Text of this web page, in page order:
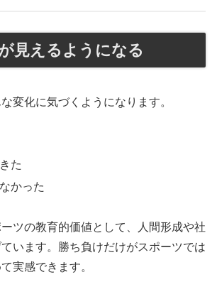
見えるようになる
変化に気づくようになります。
た
かった
ツの教育的価値として、人間形成や社
います。勝ち負けだけがスポーツでは
実感できます。